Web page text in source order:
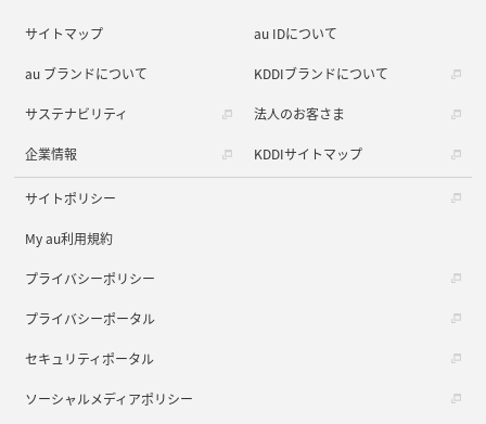
サイトマップ au IDについて
au ブランドについて KDDIブランドについて
サステナビリティ 法人のお客さま
企業情報 KDDIサイトマップ
サイトポリシー
My au利用規約
プライバシーポリシー
プライバシーポータル
セキュリティポータル
ソーシャルメディアポリシー